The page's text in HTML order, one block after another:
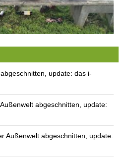
update: das i-
abgeschnitten, update:
Außenwelt abgeschnitten, update: